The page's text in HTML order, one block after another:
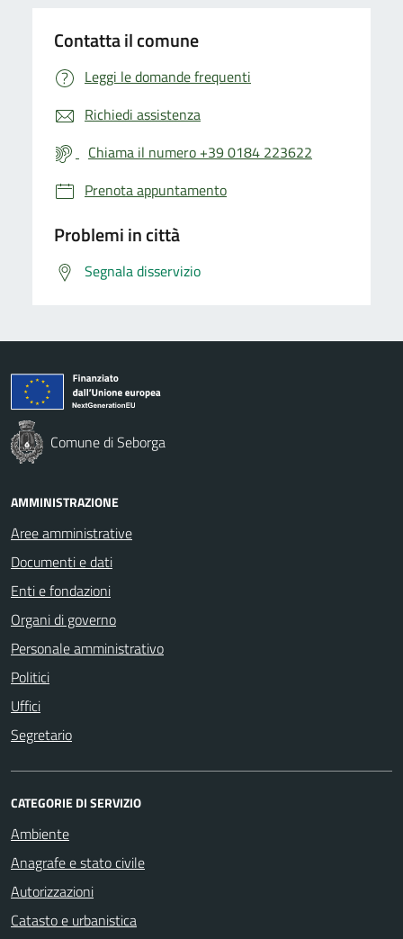
Contatta il comune
Leggi le domande frequenti
Richiedi assistenza
Chiama il numero +39 0184 223622
Prenota appuntamento
Problemi in città
Segnala disservizio
Comune di Seborga
AMMINISTRAZIONE
Aree amministrative
Documenti e dati
Enti e fondazioni
Organi di governo
Personale amministrativo
Politici
Uffici
Segretario
CATEGORIE DI SERVIZIO
Ambiente
Anagrafe e stato civile
Autorizzazioni
Catasto e urbanistica